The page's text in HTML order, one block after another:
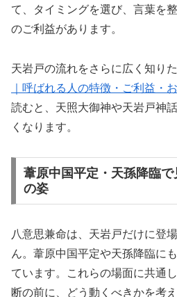
て、タイミングを選び、言葉を
のご利益があります。
天岩戸の流れをさらに広く知りた
｜呼ばれる人の特徴・ご利益・
読むと、天照大御神や天岩戸神
くなります。
葦原中国平定・天孫降臨
の姿
八意思兼命は、天岩戸だけに登
ん。葦原中国平定や天孫降臨に
ています。これらの場面に共通
断の前に、どう動くべきかを考